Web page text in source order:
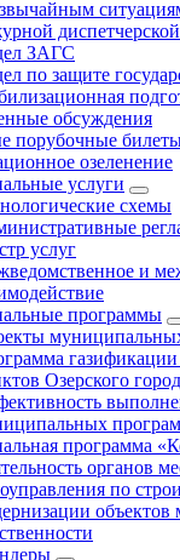
ЗАГС
по защите
обсуждения
порубочные
озеленение
услуги
схемы
услуг
и
программы
Озерского
программа
органов
по